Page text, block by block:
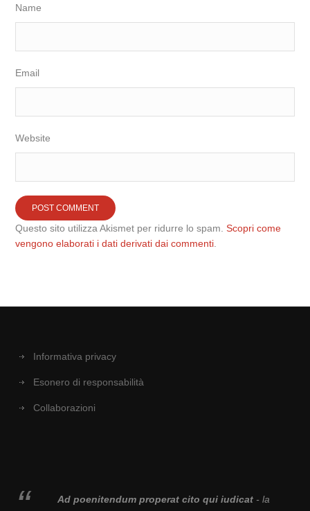
Name
Email
Website
Questo sito utilizza Akismet per ridurre lo spam.Scopri come
vengono elaborati i dati derivati dai commenti
Informativa privacy
Esonero di responsabilità
Collaborazioni
Ad poenitendum properat cito qui iudicat- la